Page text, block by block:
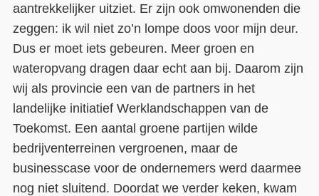
aantrekkelijker uitziet. Er zijn ook omwonenden die
zeggen: ik wil niet zo’n lompe doos voor mijn deur.
Dus er moet iets gebeuren. Meer groen en
wateropvang dragen daar echt aan bij. Daarom zijn
wij als provincie een van de partners in het
landelijke initiatief Werklandschappen van de
Toekomst. Een aantal groene partijen wilde
bedrijventerreinen vergroenen, maar de
businesscase voor de ondernemers werd daarmee
nog niet sluitend. Doordat we verder keken, kwam